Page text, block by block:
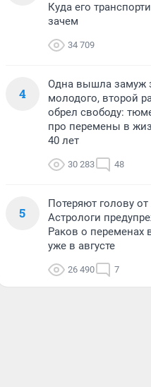
Куда его
зачем
34 709
4
Одна вышла замуж
молодого, второй
обрел свободу:
про перемены в
40 лет
30 283 48
5
Потеряют голову
Астрологи
Раков о переменах
уже в августе
26 490 7